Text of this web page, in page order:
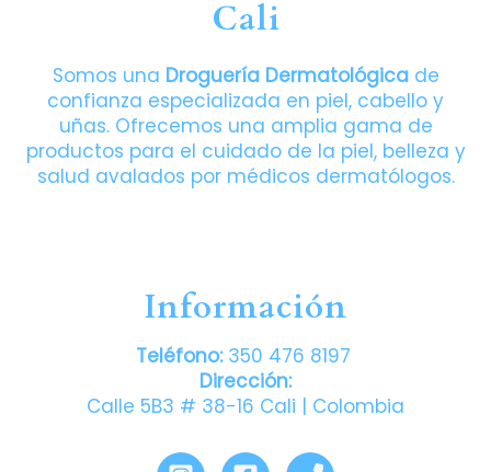
Cali
Somos una Droguería Dermatológicade
confianza especializada en piel, cabello y
uñas. Ofrecemos una amplia gama de
productos para el cuidado de la piel, belleza y
salud avalados por médicos dermatólogos.
Información
Teléfono: 350 476 8197
Dirección:
Calle 5B3 # 38-16 Cali | Colombia